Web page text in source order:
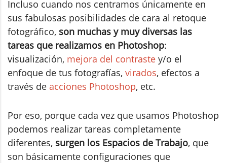
Incluso cuando nos centramos únicamente en
sus fabulosas posibilidades de cara al retoque
fotográfico, son muchas y muy diversas las
tareas que realizamos en Photoshop:
visualización, mejora del contraste y/o el
enfoque de tus fotografías, virados, efectos a
través de acciones Photoshop, etc.
Por eso, porque cada vez que usamos Photoshop
podemos realizar tareas completamente
diferentes, surgen los Espacios de Trabajo, que
son básicamente configuraciones que